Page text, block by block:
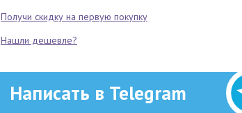
Получи скидку на первую покупку
Нашли дешевле?
Написать в Telegram